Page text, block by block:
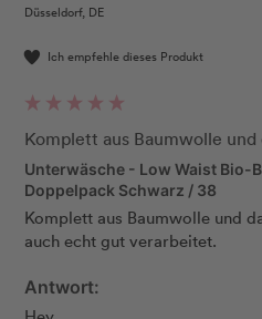
Düsseldorf, DE
Ich empfehle dieses Produkt
Komplett aus Baumwolle und
Unterwäsche - Low Waist Bio-
Doppelpack Schwarz / 38
Komplett aus Baumwolle und
auch echt gut verarbeitet.
Antwort: